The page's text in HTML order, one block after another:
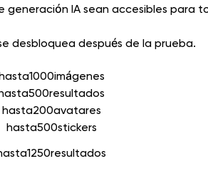
IA sean accesibles para
desbloquea después de la prueba.
1000imágenes
500resultados
hasta200avatares
hasta500stickers
1250resultados